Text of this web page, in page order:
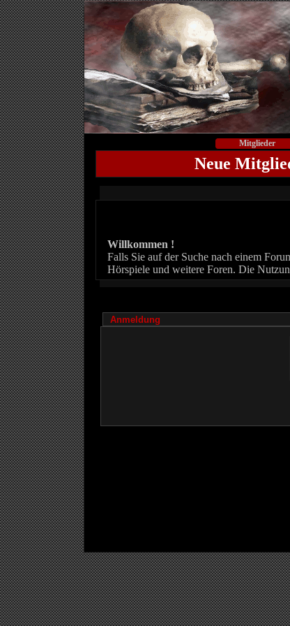
Mitglieder
Neue
Willkommen !
Falls Sie auf der Suche nach einem
Hörspiele und weitere Foren. Die
Anmeldung